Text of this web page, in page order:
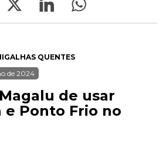
QUENTES
de 2024
de usar
e Ponto Frio no